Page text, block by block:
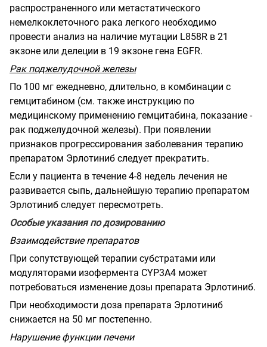
распространенного или метастатического
немелкоклеточного рака легкого необходимо
провести анализ на наличие мутации L858R в 21
экзоне или делеции в 19 экзоне гена EGFR.
Рак поджелудочной железы
По 100 мг ежедневно, длительно, в комбинации с
гемцитабином (см. также инструкцию по
медицинскому применению гемцитабина, показание -
рак поджелудочной железы). При появлении
признаков прогрессирования заболевания терапию
препаратом Эрлотиниб следует прекратить.
Если у пациента в течение 4-8 недель лечения не
развивается сыпь, дальнейшую терапию препаратом
Эрлотиниб следует пересмотреть.
Особые указания по дозированию
Взаимодействие препаратов
При сопутствующей терапии субстратами или
модуляторами изофермента CYP3A4 может
потребоваться изменение дозы препарата Эрлотиниб.
При необходимости доза препарата Эрлотиниб
снижается на 50 мг постепенно.
Нарушение функции печени